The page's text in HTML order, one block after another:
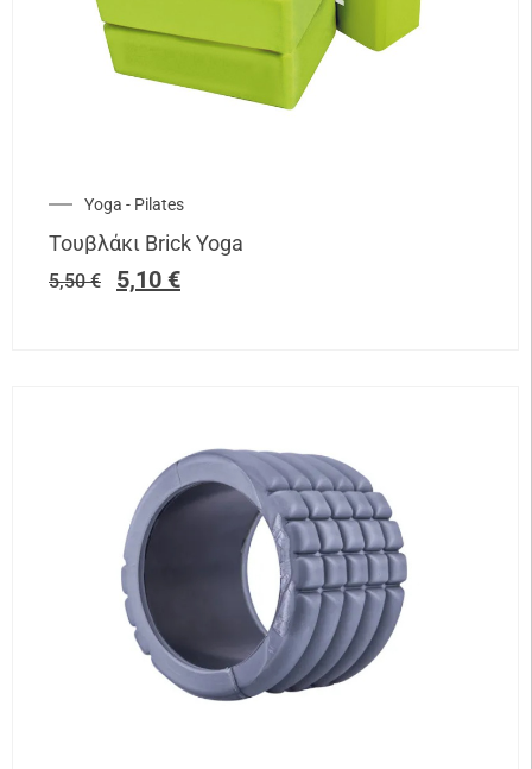
Yoga - Pilates
Τουβλάκι Brick Yoga
5,50€ 5,10 €